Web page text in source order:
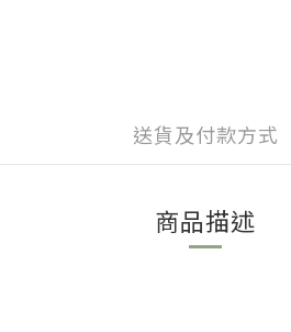
送貨及付款方式
商品描述